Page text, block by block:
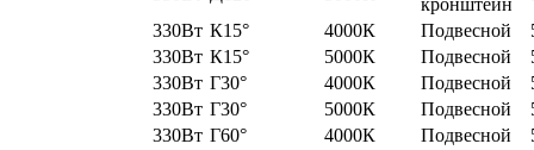
кронштейн
330Вт К15° 4000К Подвесной
330Вт К15° 5000К Подвесной
330Вт Г30° 4000К Подвесной
330Вт Г30° 5000К Подвесной
330Вт Г60° 4000К Подвесной